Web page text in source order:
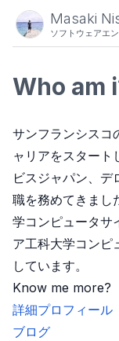
Masaki
ソフトウェアエ
Who am
サンフランシス
ャリアをスタート
ビスジャパン、デ
職を務めてきまし
学コンピュータサ
ア工科大学コンピ
しています。
Know me more?
詳細プロフィール
ブログ